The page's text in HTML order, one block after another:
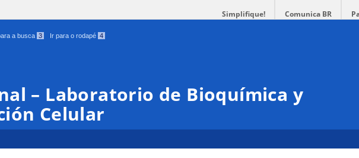
Simplifique! Comunica BR
a busca 3 Ir para o rodapé 4
– Laboratorio de Bioquímica y
Celular